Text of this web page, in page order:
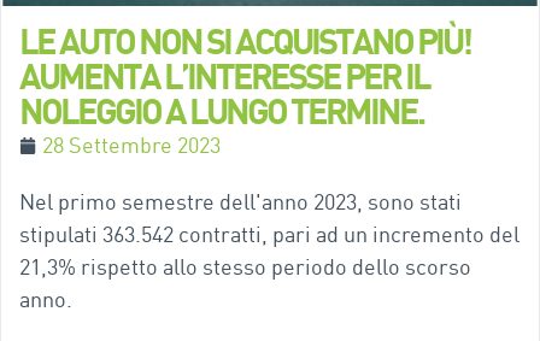
LE AUTO NON SI ACQUISTANO PIÙ!
AUMENTA L’INTERESSE PER IL
NOLEGGIO A LUNGO TERMINE.
28 Settembre 2023
Nel primo semestre dell'anno 2023, sono stati
stipulati 363.542 contratti, pari ad un incremento del
21,3% rispetto allo stesso periodo dello scorso
anno.